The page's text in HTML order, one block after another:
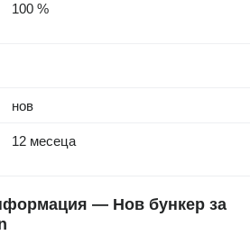
100 %
нов
12 месеца
— Нов бункер за